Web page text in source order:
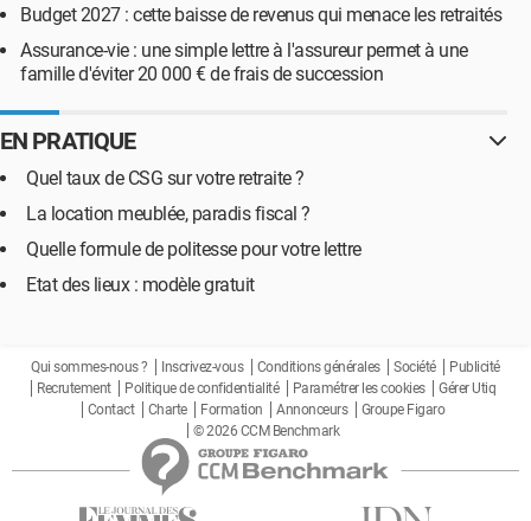
Budget 2027 : cette baisse de revenus qui menace les retraités
Assurance-vie : une simple lettre à l'assureur permet à une
famille d'éviter 20 000 € de frais de succession
EN PRATIQUE
Quel taux de CSG sur votre retraite ?
La location meublée, paradis fiscal ?
Quelle formule de politesse pour votre lettre
Etat des lieux : modèle gratuit
Qui sommes-nous ? Inscrivez-vous Conditions générales Société
Publicité
Recrutement
Politique de confidentialité Paramétrer les cookies
Gérer Utiq
Contact
Charte Formation Annonceurs
Groupe Figaro
© 2026 CCM Benchmark